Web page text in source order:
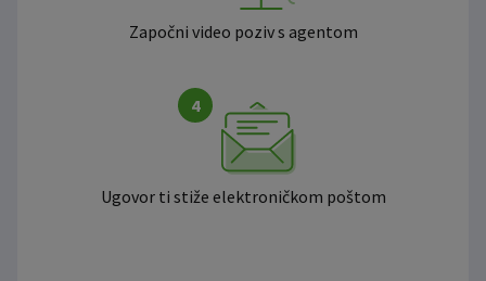
Započni video poziv s agentom
4
Ugovor ti stiže elektroničkom poštom